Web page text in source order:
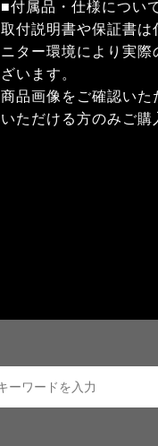
■付属品・仕様につい
取付説明書や保証書は
ニター環境により実
ざいます。
商品画像をご確認いた
いただける方のみご購